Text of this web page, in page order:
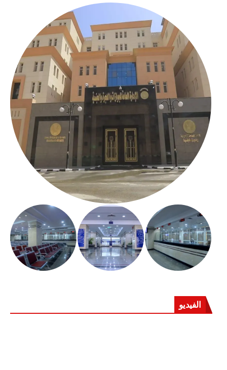
الفيديو